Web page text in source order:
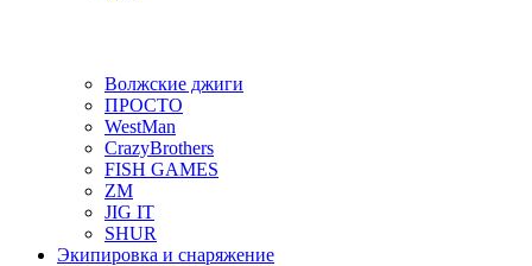
Волжские джиги
ПРОСТО
WestMan
CrazyBrothers
FISH GAMES
ZM
JIG IT
SHUR
Экипировка и снаряжение